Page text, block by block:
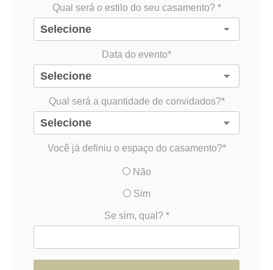
Qual será o estilo do seu casamento? *
Data do evento*
Qual será a quantidade de convidados?*
Você já definiu o espaço do casamento?*
Não
Sim
Se sim, qual? *